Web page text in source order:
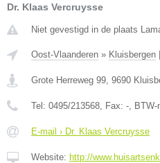
Dr. Klaas Vercruysse
Niet gevestigd in de plaats
Oost-Vlaanderen » Kluisbergen
Grote Herreweg 99 9690
Tel: 0495/213568 , Fax: - , BTW-
E-mail › Dr. Klaas Vercruysse
Website: http://